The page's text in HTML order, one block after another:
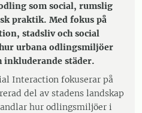
som social, rumslig
praktik. Med fokus på
stadsliv och social
urbana odlingsmiljöer
städer.
Interaction fokuserar på
del av stadens landskap
hur odlingsmiljöer i